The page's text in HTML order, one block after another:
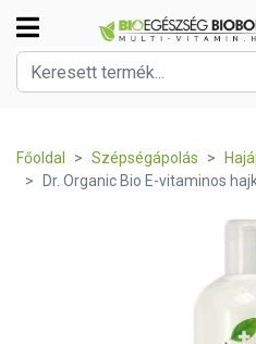
Főoldal Szépségápolás
Dr. Organic Bio E-vitaminos